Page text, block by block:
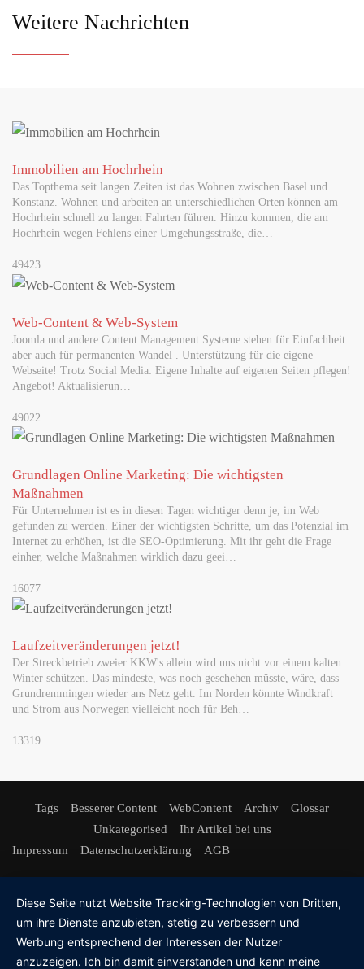
Weitere Nachrichten
Immobilien am Hochrhein
Das Topthema seit langen Zeiten ist das Wohnen zwischen Basel und
Konstanz. Wohnen und arbeiten an unterschiedlichen Orten können am
Hochrhein schnell zu langen Fahrten führen. Hinzu kommen, die am
Hochrhein wegen Fehlens einer Umgehungsstraße, die…
49423
Web-Content & Web-System
Joomla und andere Content Management Systeme stehen für Einfachheit
aber auch für permanenten Wandel . Unterstützung für die eigene
Webseite! Trotz Social Media: Eigene Inhalte auf eigenen Seiten pflegen!
Angebot! Aktualisierun…
49022
Grundlagen Online Marketing: Die wichtigsten
Maßnahmen
Für Unternehmen ist es in diesen Tagen wichtiger denn je, im Web
gefunden zu werden. Einer der wichtigsten Schritte, um das Potenzial im
Internet zu erhöhen, ist die SEO-Optimierung. Mit ihr geht die Frage
einher, welche Maßnahmen wirklich dazu geei…
16077
Laufzeitveränderungen jetzt!
Der Streckbetrieb zweier KKW's allein wird uns nicht vor einem kalten
Winter schützen. Das mindeste, was noch geschehen müsste, wäre, dass
Grundremmingen wieder ans Netz geht. Im Norden könnte Windkraft
und Strom aus Norwegen vielleicht noch für Beh…
13319
Tags Besserer Content WebContent Archiv
Glossar
Unkategorised
Ihr Artikel bei uns
Impressum
Datenschutzerklärung AGB
Diese Seite nutzt Website Tracking-Technologien von Dritten,
um ihre Dienste anzubieten, stetig zu verbessern und
Werbung entsprechend der Interessen der Nutzer
anzuzeigen. Ich bin damit einverstanden und kann meine